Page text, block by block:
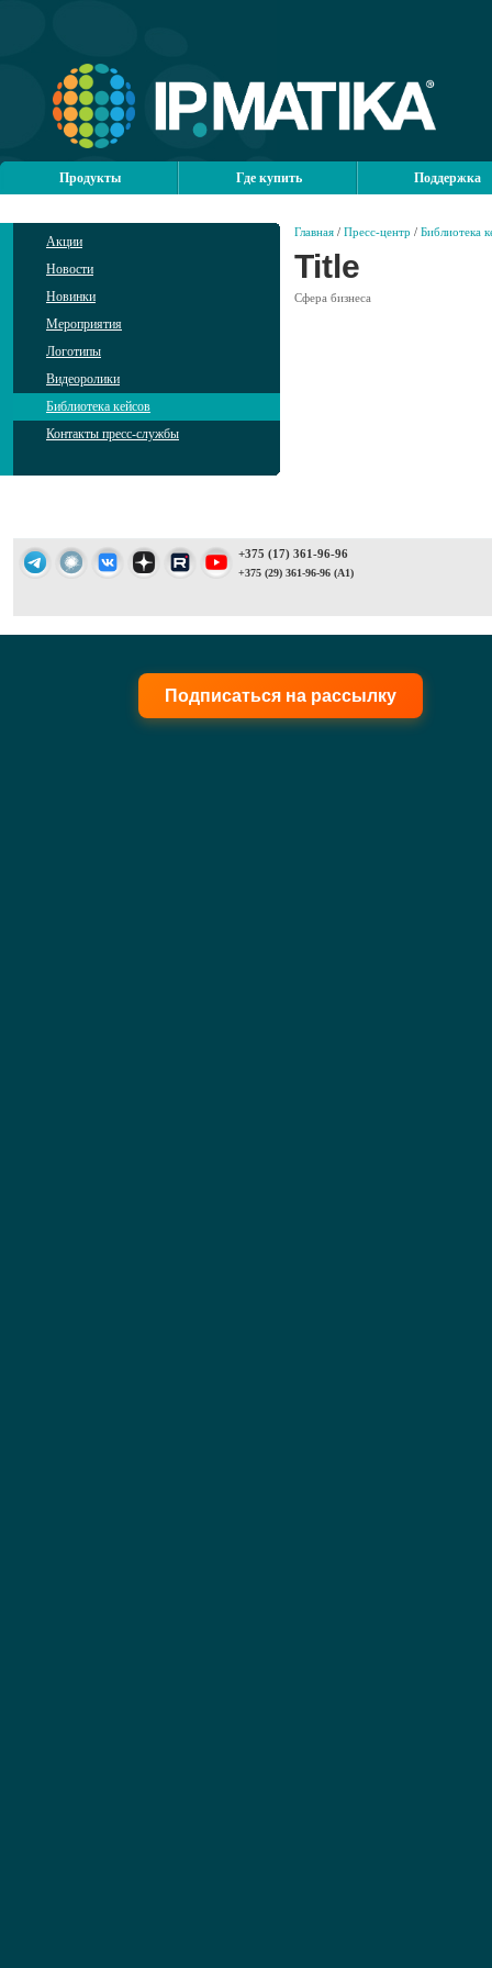
Продукты Где купить Поддержка
Акции
Новости
Новинки
Мероприятия
Логотипы
Видеоролики
Библиотека кейсов
Контакты пресс-службы
Главная / Пресс-центр / Библиотека
Title
Сфера бизнеса
+375 (17) 361-96-96
+375 (29) 361-96-96 (A1)
Подписаться на рассылку